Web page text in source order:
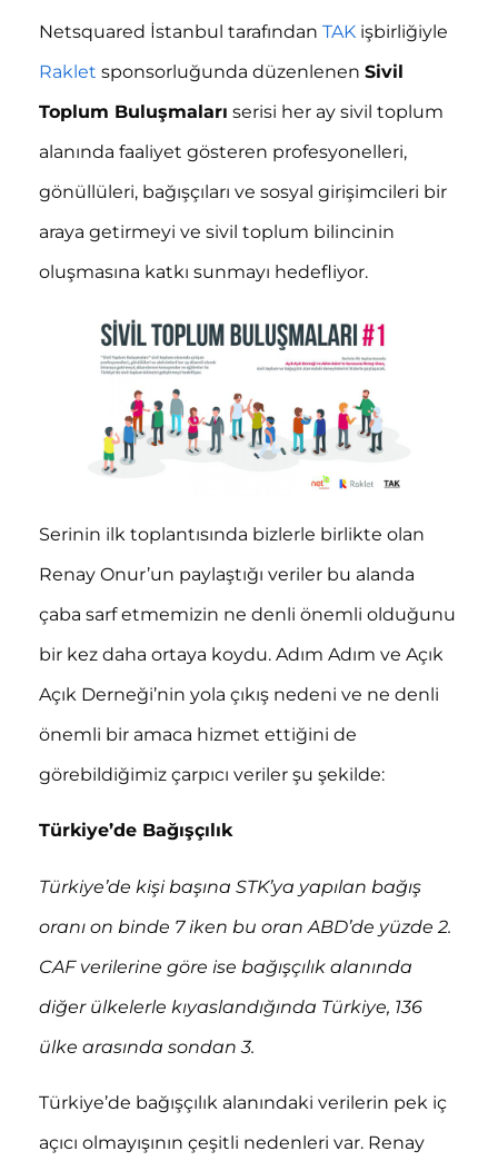
Netsquared İstanbul tarafından TAK işbirliğiyle
Raklet sponsorluğunda düzenlenen Sivil
Toplum Buluşmaları serisi her ay sivil toplum
alanında faaliyet gösteren profesyonelleri,
gönüllüleri, bağışçıları ve sosyal girişimcileri bir
araya getirmeyi ve sivil toplum bilincinin
oluşmasına katkı sunmayı hedefliyor.
Serinin ilk toplantısında bizlerle birlikte olan
Renay Onur’un paylaştığı veriler bu alanda
çaba sarf etmemizin ne denli önemli olduğunu
bir kez daha ortaya koydu. Adım Adım ve Açık
Açık Derneği’nin yola çıkış nedeni ve ne denli
önemli bir amaca hizmet ettiğini de
görebildiğimiz çarpıcı veriler şu şekilde:
Türkiye’de Bağışçılık
Türkiye’de kişi başına STK’ya yapılan bağış
oranı on binde 7 iken bu oran ABD’de yüzde 2.
CAF verilerine göre ise bağışçılık alanında
diğer ülkelerle kıyaslandığında Türkiye, 136
ülke arasında sondan 3.
Türkiye’de bağışçılık alanındaki verilerin pek iç
açıcı olmayışının çeşitli nedenleri var. Renay